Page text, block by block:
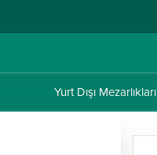
Yurt Dışı Mezarlıkları